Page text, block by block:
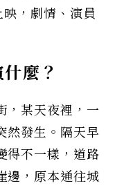
，劇情、演員
麼？
，某天夜裡，一
然發生。隔天早
得不一樣，道路
邊，原本通往城